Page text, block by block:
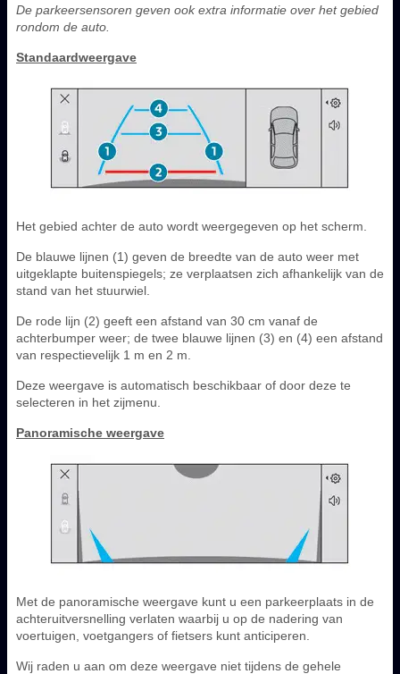
De parkeersensoren geven ook extra informatie over het gebied
rondom de auto.
Standaardweergave
Het gebied achter de auto wordt weergegeven op het scherm.
De blauwe lijnen (1) geven de breedte van de auto weer met
uitgeklapte buitenspiegels; ze verplaatsen zich afhankelijk van de
stand van het stuurwiel.
De rode lijn (2) geeft een afstand van 30 cm vanaf de
achterbumper weer; de twee blauwe lijnen (3) en (4) een afstand
van respectievelijk 1 m en 2 m.
Deze weergave is automatisch beschikbaar of door deze te
selecteren in het zijmenu.
Panoramische weergave
Met de panoramische weergave kunt u een parkeerplaats in de
achteruitversnelling verlaten waarbij u op de nadering van
voertuigen, voetgangers of fietsers kunt anticiperen.
Wij raden u aan om deze weergave niet tijdens de gehele